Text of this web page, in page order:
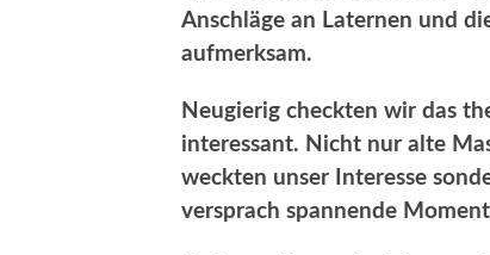
Anschläge an Laternen und
aufmerksam.
Neugierig checkten wir das
interessant. Nicht nur alte
weckten unser Interesse
versprach spannende